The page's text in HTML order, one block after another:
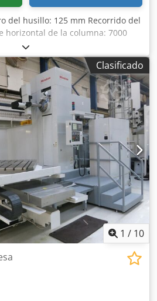
del husillo: 125 mm Recorrido del
horizontal de la columna: 7000
del carro del husillo: 2500
del soporte: 450 mm Cono de
total requerida: 25 kW
refrentar: 800 mm Los datos
del fabricante u operador, por lo
nosotros. Nos reservamos la
nuestras condiciones
nosotros: Más de 400 máquinas
de 15.000 m² de superficie de
de grúa de 70 t Más de 10.000
su taller ¿Desea vender
o su empresa?
más ofertas en nuestra página
previa cita. Dkjdpfxoyuql Ej
Su equipo Markus Hirsch
Clasificado
1 / 10